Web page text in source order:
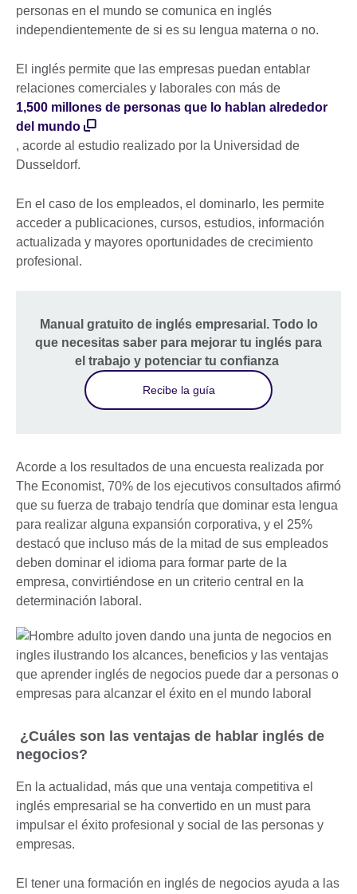
personas en el mundo se comunica en inglés
independientemente de si es su lengua materna o no.
El inglés permite que las empresas puedan entablar
relaciones comerciales y laborales con más de
1,500 millones de personas que lo hablan alrededor
del mundo
, acorde al estudio realizado por la Universidad de
Dusseldorf.
En el caso de los empleados, el dominarlo, les permite
acceder a publicaciones, cursos, estudios, información
actualizada y mayores oportunidades de crecimiento
profesional.
Manual gratuito de inglés empresarial. Todo lo
que necesitas saber para mejorar tu inglés para
el trabajo y potenciar tu confianza
Recibe la guía
Acorde a los resultados de una encuesta realizada por
The Economist, 70% de los ejecutivos consultados afirmó
que su fuerza de trabajo tendría que dominar esta lengua
para realizar alguna expansión corporativa, y el 25%
destacó que incluso más de la mitad de sus empleados
deben dominar el idioma para formar parte de la
empresa, convirtiéndose en un criterio central en la
determinación laboral.
¿Cuáles son las ventajas de hablar inglés de
negocios?
En la actualidad, más que una ventaja competitiva el
inglés empresarial se ha convertido en un must para
impulsar el éxito profesional y social de las personas y
empresas.
El tener una formación en inglés de negocios ayuda a las